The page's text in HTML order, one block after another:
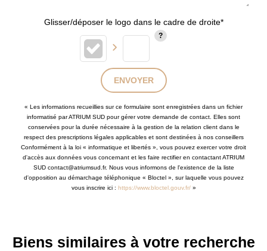
Glisser/déposer le logo dans le cadre de droite*
ENVOYER
« Les informations recueillies sur ce formulaire sont enregistrées dans un fichier
informatisé par ATRIUM SUD pour gérer votre demande de contact. Elles sont
conservées pour la durée nécessaire à la gestion de la relation client dans le
respect des prescriptions légales applicables et sont destinées à nos conseillers
Conformément à la loi « informatique et libertés », vous pouvez exercer votre droit
d'accès aux données vous concernant et les faire rectifier en contactant ATRIUM
SUD contact@atriumsud.fr. Nous vous informons de l'existence de la liste
d'opposition au démarchage téléphonique « Bloctel », sur laquelle vous pouvez
vous inscrire ici : https://www.bloctel.gouv.fr/»
Biens similaires à votre recherche